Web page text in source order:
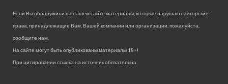
Если Вы обнаружили на нашем сайте материалы, которые нарушают авторские
права, принадлежащие Вам, Вашей компании или организации, пожалуйста,
сообщите нам.
На сайте могут быть опубликованы материалы 18+!
При цитировании ссылка на источник обязательна.